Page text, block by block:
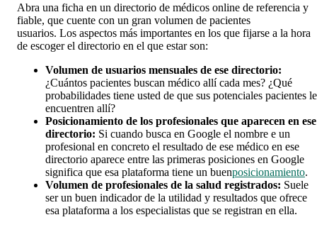
Abra una ficha en un directorio de médicos online de referencia y
fiable, que cuente con un gran volumen de pacientes
usuarios. Los aspectos más importantes en los que fijarse a la hora
de escoger el directorio en el que estar son:
Volumen de usuarios mensuales de ese directorio:
¿Cuántos pacientes buscan médico allí cada mes? ¿Qué
probabilidades tiene usted de que sus potenciales pacientes le
encuentren allí?
Posicionamiento de los profesionales que aparecen en ese
directorio: Si cuando busca en Google el nombre e un
profesional en concreto el resultado de ese médico en ese
directorio aparece entre las primeras posiciones en Google
significa que esa plataforma tiene un buenposicionamiento.
Volumen de profesionales de la salud registrados: Suele
ser un buen indicador de la utilidad y resultados que ofrece
esa plataforma a los especialistas que se registran en ella.